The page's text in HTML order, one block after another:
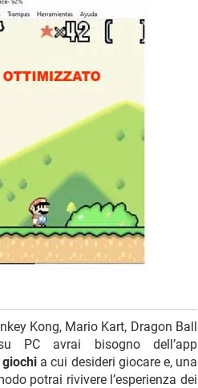
Kong, Mario Kart, Dragon Ball
PC avrai bisogno dell’app
a cui desideri giocare e, una
potrai rivivere l’esperienza dei